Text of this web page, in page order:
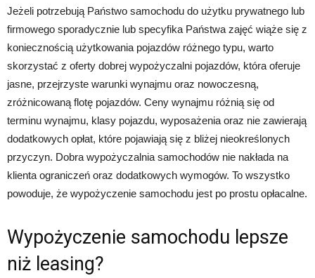
Jeżeli potrzebują Państwo samochodu do użytku prywatnego lub
firmowego sporadycznie lub specyfika Państwa zajęć wiąże się z
koniecznością użytkowania pojazdów różnego typu, warto
skorzystać z oferty dobrej wypożyczalni pojazdów, która oferuje
jasne, przejrzyste warunki wynajmu oraz nowoczesną,
zróżnicowaną flotę pojazdów. Ceny wynajmu różnią się od
terminu wynajmu, klasy pojazdu, wyposażenia oraz nie zawierają
dodatkowych opłat, które pojawiają się z bliżej nieokreślonych
przyczyn. Dobra wypożyczalnia samochodów nie nakłada na
klienta ograniczeń oraz dodatkowych wymogów. To wszystko
powoduje, że wypożyczenie samochodu jest po prostu opłacalne.
Wypożyczenie samochodu lepsze
niż leasing?